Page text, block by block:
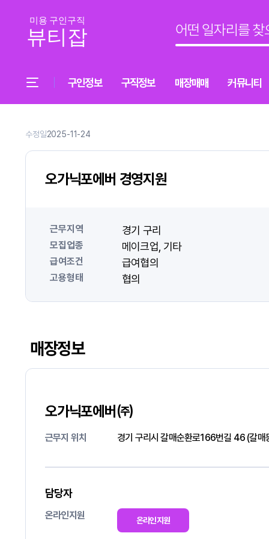
구인정보 구직정보 매장매매 커뮤니티
수정일2025-11-24
오가닉포에버 경영지원
근무지역 경기 구리
모집업종 메이크업 기타
급여조건 급여협의
고용형태 협의
매장정보
오가닉포에버㈜
근무지 위치 경기 구리시 갈매순환로166번길 46 (갈매
담당자
온라인지원 온라인지원